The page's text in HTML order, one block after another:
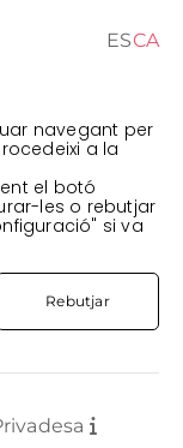
Transportista
ESCA
navegant per
a la
el botó
les o rebutjar
si va
Rebutjar